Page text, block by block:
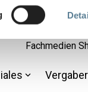
DSGVO)
unsere
Cookies Sie
Fachmedien